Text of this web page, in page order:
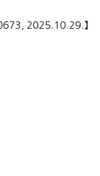
2025.10.29.】